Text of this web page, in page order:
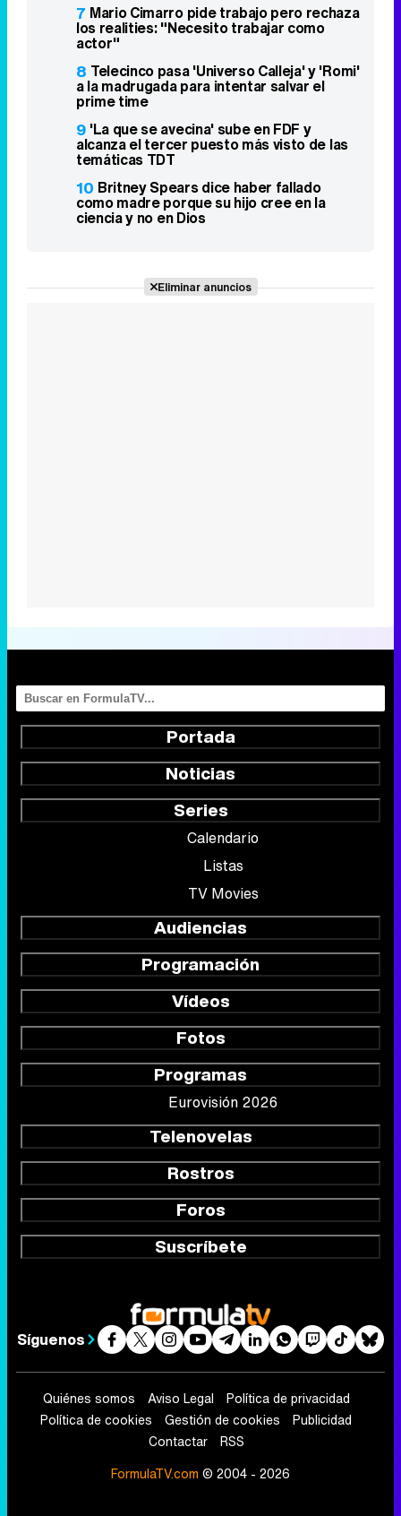
7 Mario Cimarro pide trabajo pero rechaza
los realities: "Necesito trabajar como
actor"
8 Telecinco pasa 'Universo Calleja' y 'Romi'
a la madrugada para intentar salvar el
prime time
9 'La que se avecina' sube en FDF y
alcanza el tercer puesto más visto de las
temáticas TDT
10 Britney Spears dice haber fallado
como madre porque su hijo cree en la
ciencia y no en Dios
Eliminar anuncios
Portada
Noticias
Series
Calendario
Listas
TV Movies
Audiencias
Programación
Vídeos
Fotos
Programas
Eurovisión 2026
Telenovelas
Rostros
Foros
Suscríbete
Síguenos
Quiénes somos Aviso Legal
Política de privacidad
Política de cookies
Gestión de cookies
Publicidad
Contactar
RSS
FormulaTV.com © 2004 - 2026